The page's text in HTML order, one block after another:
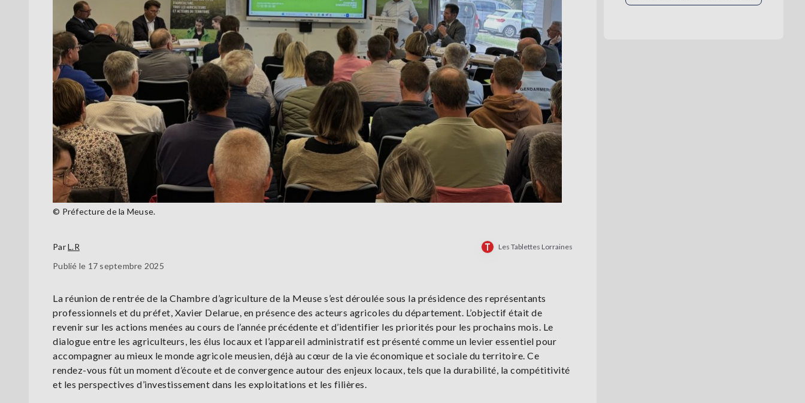
© Préfecture de la Meuse.
ParL.R Les Tablettes Lorraines
Publié le 17 septembre 2025
La réunion de rentrée de la Chambre d’agriculture de la Meuse s’est déroulée sous la présidence des représentants
professionnels et du préfet, Xavier Delarue, en présence des acteurs agricoles du département. L’objectif était de
revenir sur les actions menées au cours de l’année précédente et d’identifier les priorités pour les prochains mois. Le
dialogue entre les agriculteurs, les élus locaux et l’appareil administratif est présenté comme un levier essentiel pour
accompagner au mieux le monde agricole meusien, déjà au cœur de la vie économique et sociale du territoire. Ce
rendez-vous fût un moment d’écoute et de convergence autour des enjeux locaux, tels que la durabilité, la compétitivité
et les perspectives d’investissement dans les exploitations et les filières.